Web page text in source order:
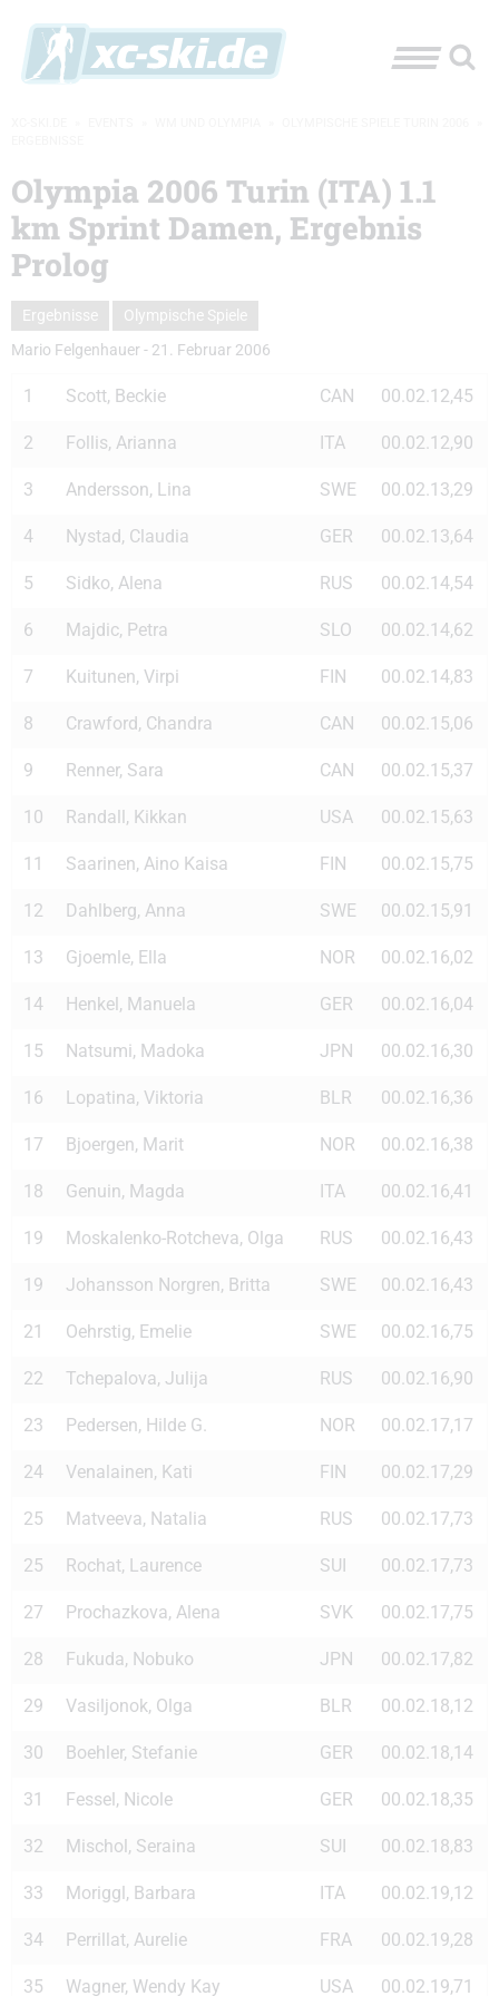
Olympia 2006 Turin (ITA) 1.1
km Sprint Damen, Ergebnis
Prolog
Ergebnisse
Olympische Spiele
Mario Felgenhauer - 21. Februar 2006
1 Scott, Beckie CAN 00.02.12,45
2 Follis, Arianna ITA 00.02.12,90
3 Andersson, Lina SWE 00.02.13,29
4 Nystad, Claudia GER 00.02.13,64
5 Sidko, Alena RUS 00.02.14,54
6 Majdic, Petra SLO 00.02.14,62
7 Kuitunen, Virpi FIN 00.02.14,83
8 Crawford, Chandra CAN 00.02.15,06
9 Renner, Sara CAN 00.02.15,37
10 Randall, Kikkan USA 00.02.15,63
11 Saarinen, Aino Kaisa FIN 00.02.15,75
12 Dahlberg, Anna SWE 00.02.15,91
13 Gjoemle, Ella NOR 00.02.16,02
14 Henkel, Manuela GER 00.02.16,04
15 Natsumi, Madoka JPN 00.02.16,30
16 Lopatina, Viktoria BLR 00.02.16,36
17 Bjoergen, Marit NOR 00.02.16,38
18 Genuin, Magda ITA 00.02.16,41
19 Moskalenko-Rotcheva, Olga RUS 00.02.16,43
19 Johansson Norgren, Britta SWE 00.02.16,43
21 Oehrstig, Emelie SWE 00.02.16,75
22 Tchepalova, Julija RUS 00.02.16,90
23 Pedersen, Hilde G. NOR 00.02.17,17
24 Venalainen, Kati FIN 00.02.17,29
25 Matveeva, Natalia RUS 00.02.17,73
25 Rochat, Laurence SUI 00.02.17,73
27 Prochazkova, Alena SVK 00.02.17,75
28 Fukuda, Nobuko JPN 00.02.17,82
29 Vasiljonok, Olga BLR 00.02.18,12
30 Boehler, Stefanie GER 00.02.18,14
31 Fessel, Nicole GER 00.02.18,35
32 Mischol, Seraina SUI 00.02.18,83
33 Moriggl, Barbara ITA 00.02.19,12
34 Perrillat, Aurelie FRA 00.02.19,28
35 Wagner, Wendy Kay USA 00.02.19,71